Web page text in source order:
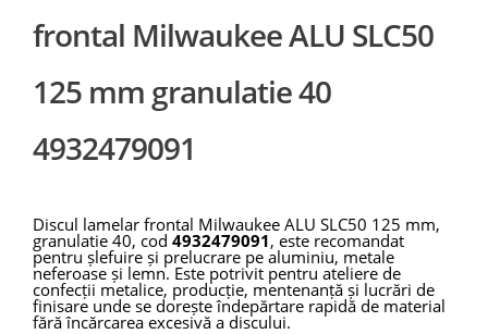
frontal Milwaukee ALU SLC50
125 mm granulatie 40
4932479091
Discul lamelar frontal Milwaukee ALU SLC50 125 mm,
granulatie 40, cod 4932479091, este recomandat
pentru șlefuire și prelucrare pe aluminiu, metale
neferoase și lemn. Este potrivit pentru ateliere de
confecții metalice, producție, mentenanță și lucrări de
finisare unde se dorește îndepărtare rapidă de material
fără încărcarea excesivă a discului.